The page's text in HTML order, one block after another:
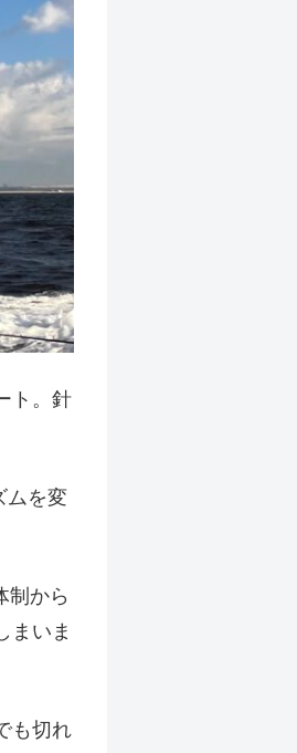
ト。針
ムを変
制から
まいま
も切れ